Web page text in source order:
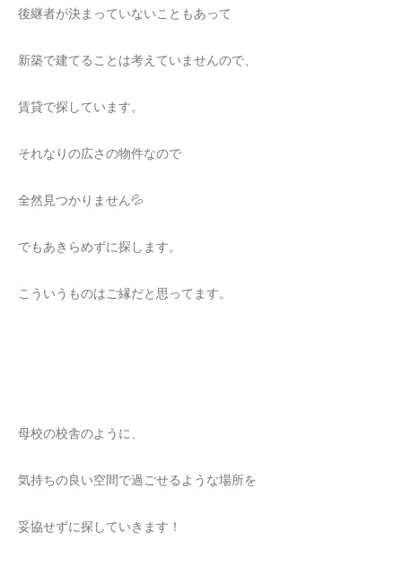
後継者が決まっていないこともあって
新築で建てることは考えていませんので、
賃貸で探しています。
それなりの広さの物件なので
全然見つかりません💦
でもあきらめずに探します。
こういうものはご縁だと思ってます。
母校の校舎のように、
気持ちの良い空間で過ごせるような場所を
妥協せずに探していきます！